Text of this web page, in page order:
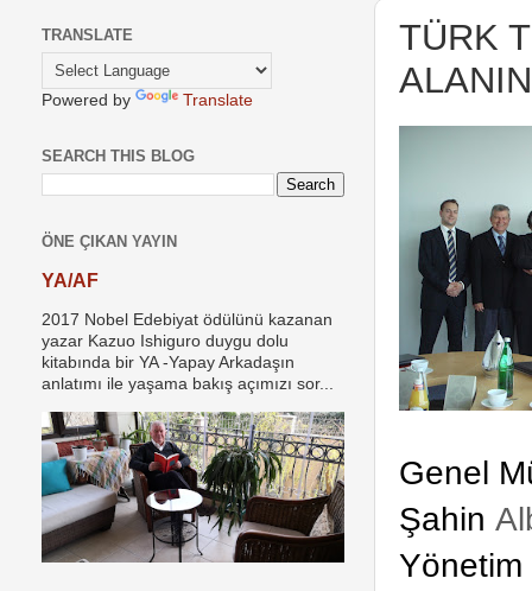
TÜRK
Genel
Şahin
TRANSLATE
Powered by Translate
SEARCH THIS BLOG
ÖNE ÇIKAN YAYIN
YA/AF
2017 Nobel Edebiyat ödülünü kazanan
yazar Kazuo Ishiguro duygu dolu
kitabında bir YA -Yapay Arkadaşın
anlatımı ile yaşama bakış açımızı sor...